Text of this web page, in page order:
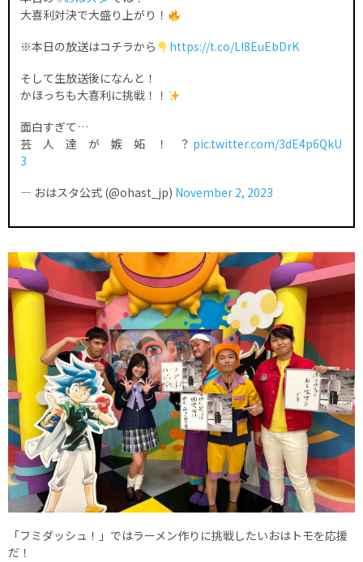
大喜利対決で大盛り上がり！
※本日の放送はコチラから
https://t.co/LI8EuEbDrK
そして生放送後になんと！
かほっちも大喜利に挑戦！！
面白すぎて…
芸 人 達 が 嫉 妬 ！ ？ pic.twitter.com/3dE4p6QkU
3
— おはスタ公式 (@ohast_jp) November 2, 2023
「フミダッシュ！」ではラーメン作りに挑戦したいおはトモを応援
だ！